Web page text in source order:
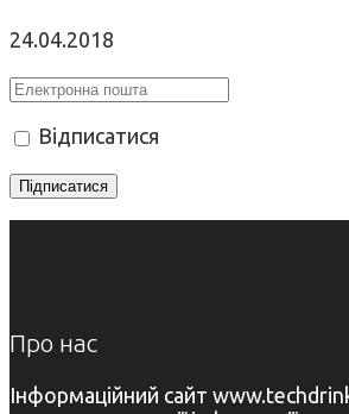
24.04.2018
Відписатися
Про нас
Інформаційний сайт